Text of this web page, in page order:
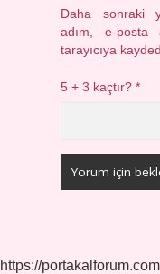
Daha sonraki
adım, e-
tarayıcıya
5 + 3 kaçtır?*
https://portakalforum.com